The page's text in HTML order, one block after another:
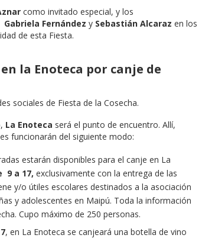
como invitado especial, y los
Gabriela Fernández y Sebastián Alcaraz en los
de esta Fiesta.
la Enoteca por canje de
sociales de Fiesta de la Cosecha.
La Enoteca será el punto de encuentro. Allí,
funcionarán del siguiente modo:
estarán disponibles para el canje en La
9 a 17, exclusivamente con la entrega de las
y/o útiles escolares destinados a la asociación
y adolescentes en Maipú. Toda la información
Cupo máximo de 250 personas.
, en La Enoteca se canjeará una botella de vino